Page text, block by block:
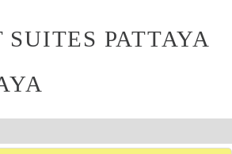
SUITES PATTAYA